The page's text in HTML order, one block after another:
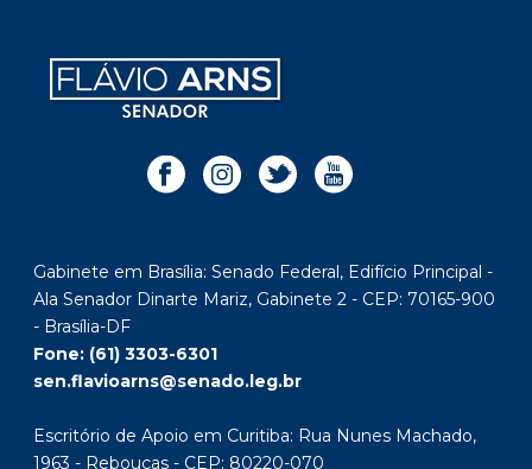
Gabinete em Brasília: Senado Federal, Edifício Principal -
Ala Senador Dinarte Mariz, Gabinete 2 - CEP: 70165-900
- Brasília-DF
Fone: (61) 3303-6301
sen.flavioarns@senado.leg.br
Escritório de Apoio em Curitiba: Rua Nunes Machado,
1963 - Rebouças - CEP: 80220-070